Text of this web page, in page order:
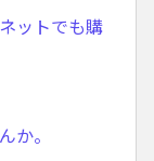
ットでも購
か。